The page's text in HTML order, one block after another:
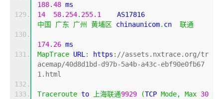
188.48 ms
14
58.254. 255.1
中国
广东 广州 黄埔区 chinaunicom. cn 联通
174.26 ms
MapTrace URL : https : //assets.nxtrace.org/tr
acemap/40d8d1bd-d97b-5a4b-a43c-ebf90e0fb67
1.html
Traceroute to 上海联通9929 (TCP Mode, Max 30